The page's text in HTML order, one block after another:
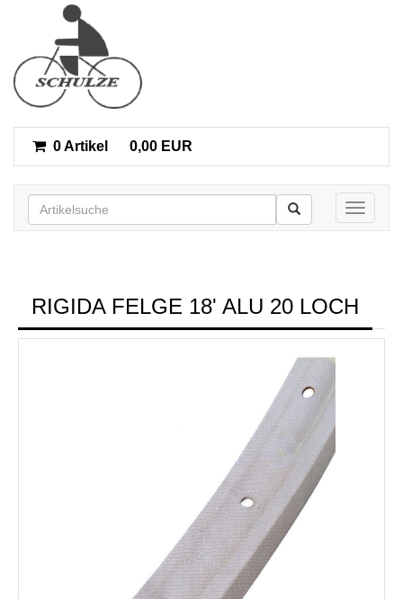
0 Artikel 0,00 EUR
Toggle
RIGIDA FELGE 18' ALU 20 LOCH